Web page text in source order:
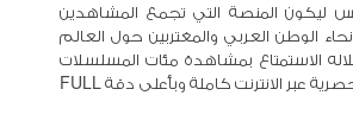
ليكون المنصة التي تجمع المشاهدين
الوطن العربي والمغتربين حول العالم
الاستمتاع بمشاهدة مئات المسلسلات
والأعمال العربية الحصرية عبر الانترنت كاملة وبأعلى دقة FULL